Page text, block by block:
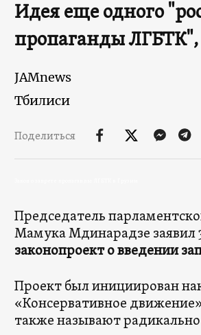
Идея еще одного
пропаганды
JAMnews
Тбилиси
Поделиться
Председатель
Мамука Мдинарадзе заявил
законопроект о введении
Проект был инициирован
«Консервативное
также называют